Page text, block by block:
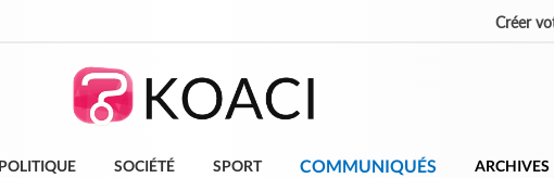
Créer
POLITIQUE SOCIÉTÉ SPORT COMMUNIQUÉS ARCHIVES